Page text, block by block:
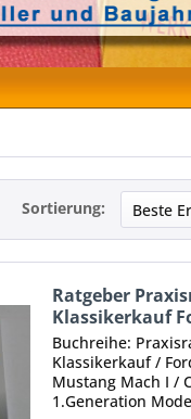
Sortierung:
Ratgeber
Klassikerkauf
Buchreihe:
Klassikerkauf /
Mustang Mach I /
1.Generation